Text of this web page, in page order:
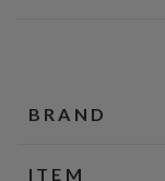
BRAND
ITEM